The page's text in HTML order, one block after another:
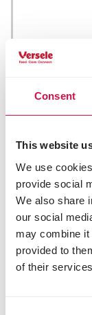
Consent
This website
We use
provide social
We also share
our social
may combine it
provided to
of their
Onze
Versele
Kapellestraat
9800 Deinze
België